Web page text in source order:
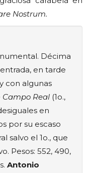
Nostrum.
Décima
en tarde
con algunas
Campo Real (1o.,
en
por su escaso
salvo el 1o., que
Pesos: 552, 490,
Antonio